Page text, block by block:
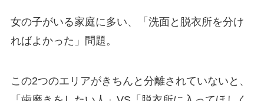
女の子がいる家庭に多い、「洗面と脱衣所を分け
ればよかった」問題。
この2つのエリアがきちんと分離されていないと、